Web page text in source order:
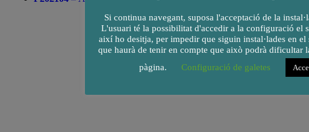
Si continua navegant, suposa l'acceptació de la
L'usuari té la possibilitat d'accedir a la configuració el
així ho desitja, per impedir que siguin instal·lades en el
que haurà de tenir en compte que això podrà dificultar
pàgina.
Configuració de galetes